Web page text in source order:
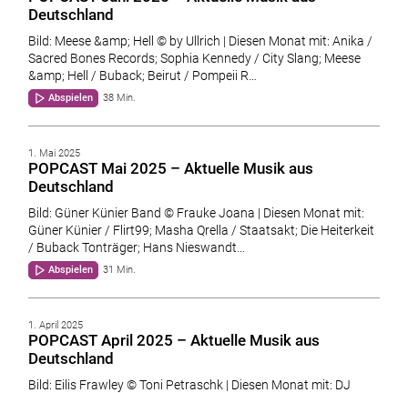
Deutschland
Bild: Meese &amp; Hell © by Ullrich | Diesen Monat mit: Anika /
Sacred Bones Records; Sophia Kennedy / City Slang; Meese
&amp; Hell / Buback; Beirut / Pompeii R…
Abspielen 38 Min.
1. Mai 2025
POPCAST Mai 2025 – Aktuelle Musik aus
Deutschland
Bild: Güner Künier Band © Frauke Joana | Diesen Monat mit:
Güner Künier / Flirt99; Masha Qrella / Staatsakt; Die Heiterkeit
/ Buback Tonträger; Hans Nieswandt…
Abspielen 31 Min.
1. April 2025
POPCAST April 2025 – Aktuelle Musik aus
Deutschland
Bild: Eilis Frawley © Toni Petraschk | Diesen Monat mit: DJ